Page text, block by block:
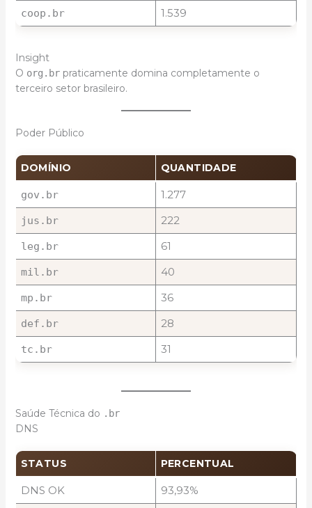
coop.br 1.539
Insight
O org.brpraticamente domina completamente o
terceiro setor brasileiro.
Poder Público
DOMÍNIO QUANTIDADE
gov.br 1.277
jus.br 222
leg.br 61
mil.br 40
mp.br 36
def.br 28
tc.br 31
Saúde Técnica do .br
DNS
STATUS PERCENTUAL
DNS OK
93,93%